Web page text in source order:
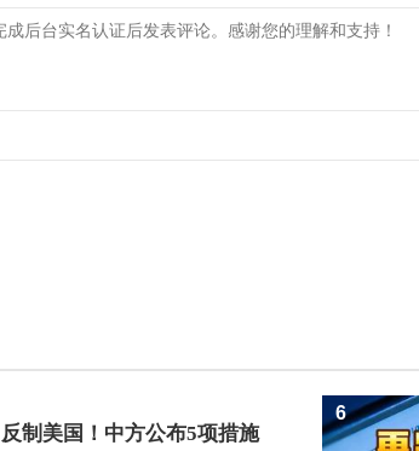
反制美国！中方公布5项措施
6